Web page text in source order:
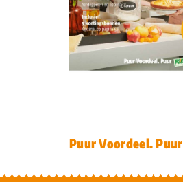
Puur Voordeel. Puur